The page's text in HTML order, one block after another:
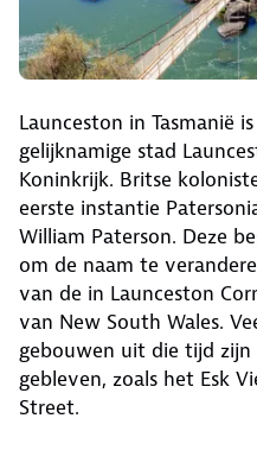
Launceston in Tasmanië
gelijknamige stad
Koninkrijk. Britse
eerste instantie
William Paterson. Deze
om de naam te
van de in Launceston
van New South Wales.
gebouwen uit die tijd
gebleven, zoals het Esk
Street.